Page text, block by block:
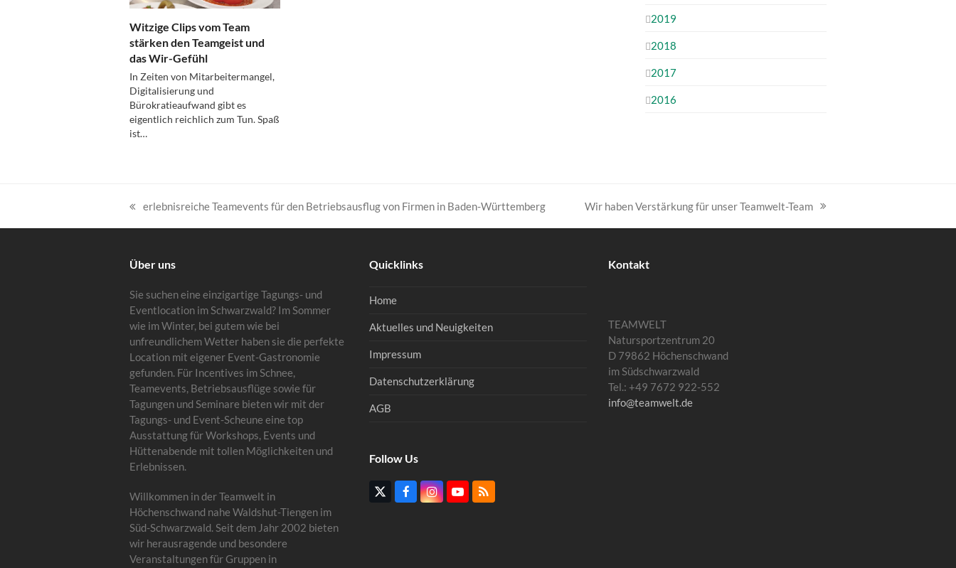
Witzige Clips vom Team
stärken den Teamgeist und
das Wir-Gefühl
In Zeiten von Mitarbeitermangel,
Digitalisierung und
Bürokratieaufwand gibt es
eigentlich reichlich zum Tun. Spaß
ist…
2019
2018
2017
2016
vorheriger
Beitrag:
erlebnisreiche Teamevents für den Betriebsausflug von Firmen in Baden-Württemberg
Nächster
Beitrag:
Wir haben Verstärkung für unser Teamwelt-Team
Über uns
Sie suchen eine einzigartige Tagungs- und
Eventlocation im Schwarzwald? Im Sommer
wie im Winter, bei gutem wie bei
unfreundlichem Wetter haben sie die perfekte
Location mit eigener Event-Gastronomie
gefunden. Für Incentives im Schnee,
Teamevents, Betriebsausflüge sowie für
Tagungen und Seminare bieten wir mit der
Tagungs- und Event-Scheune eine top
Ausstattung für Workshops, Events und
Hüttenabende mit tollen Möglichkeiten und
Erlebnissen.
Willkommen in der Teamwelt in
Höchenschwand nahe Waldshut-Tiengen im
Süd-Schwarzwald. Seit dem Jahr 2002 bieten
wir herausragende und besondere
Veranstaltungen für Gruppen in
Quicklinks
Home
Aktuelles und Neuigkeiten
Impressum
Datenschutzerklärung
AGB
Follow Us
TwitterFacebookInstagram
YouTube
RSS
Kontakt
TEAMWELT
Natursportzentrum 20
D 79862 Höchenschwand
im Südschwarzwald
Tel.: +49 7672 922-552
info@teamwelt.de